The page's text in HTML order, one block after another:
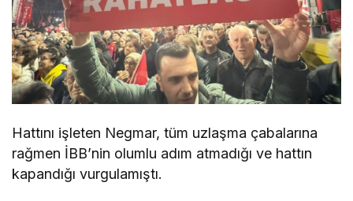
Hattını işleten Negmar, tüm uzlaşma çabalarına
rağmen İBB’nin olumlu adım atmadığı ve hattın
kapandığı vurgulamıştı.